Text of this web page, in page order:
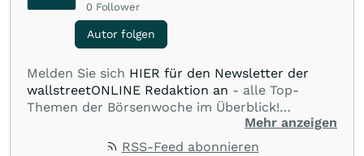
0 Follower
Autor folgen
Melden Sie sich HIER für den Newsletter der
wallstreetONLINE Redaktion an - alle Top-
Themen der Börsenwoche im Überblick!
Verpassen Sie kein wichtiges Anleger-Thema!Für
Beiträge auf diesem journalistischen Channel ist
Mehr anzeigen
RSS-Feed abonnieren